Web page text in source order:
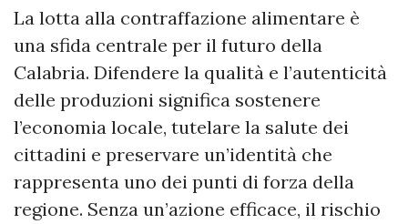
La lotta alla contraffazione alimentare è
una sfida centrale per il futuro della
Calabria. Difendere la qualità e l’autenticità
delle produzioni significa sostenere
l’economia locale, tutelare la salute dei
cittadini e preservare un’identità che
rappresenta uno dei punti di forza della
regione. Senza un’azione efficace, il rischio